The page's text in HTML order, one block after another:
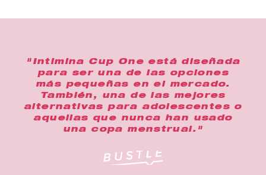
"Intimina Cup One está diseñada
para ser una de las opciones
más pequeñas en el mercado.
También, una de las mejores
alternativas para adolescentes o
aquellas que nunca han usado
una copa menstrual."